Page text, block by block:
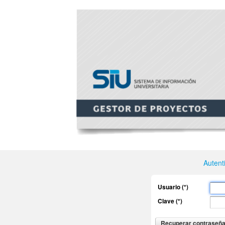
Usuario (*)
Clave (*)
Recuperar contraseña